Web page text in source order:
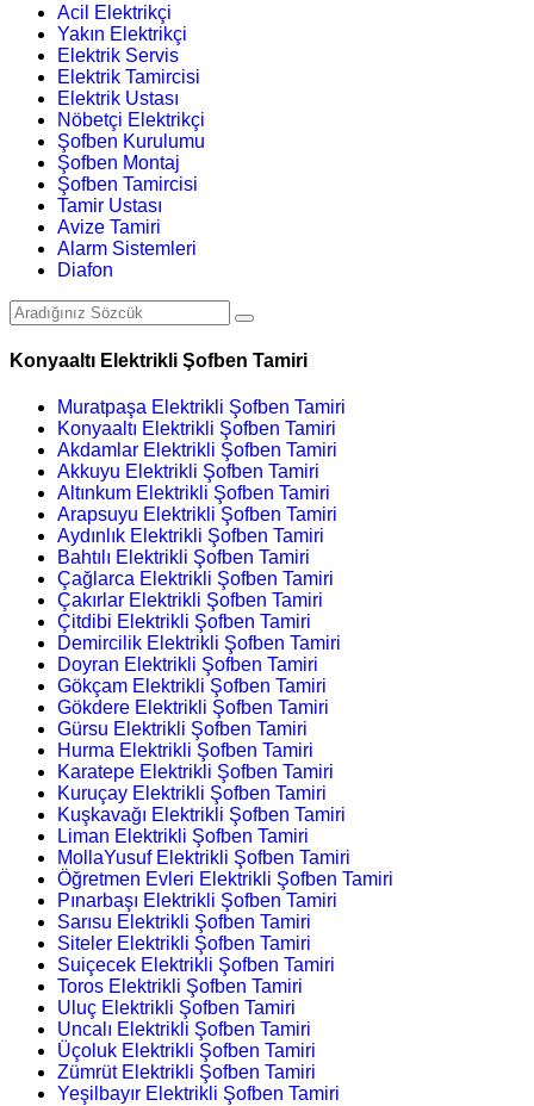
Acil Elektrikçi
Yakın Elektrikçi
Elektrik Servis
Elektrik Tamircisi
Elektrik Ustası
Nöbetçi Elektrikçi
Şofben Kurulumu
Şofben Montaj
Şofben Tamircisi
Tamir Ustası
Avize Tamiri
Alarm Sistemleri
Diafon
Konyaaltı Elektrikli Şofben Tamiri
Muratpaşa Elektrikli Şofben Tamiri
Konyaaltı Elektrikli Şofben Tamiri
Akdamlar Elektrikli Şofben Tamiri
Akkuyu Elektrikli Şofben Tamiri
Altınkum Elektrikli Şofben Tamiri
Arapsuyu Elektrikli Şofben Tamiri
Aydınlık Elektrikli Şofben Tamiri
Bahtılı Elektrikli Şofben Tamiri
Çağlarca Elektrikli Şofben Tamiri
Çakırlar Elektrikli Şofben Tamiri
Çitdibi Elektrikli Şofben Tamiri
Demircilik Elektrikli Şofben Tamiri
Doyran Elektrikli Şofben Tamiri
Gökçam Elektrikli Şofben Tamiri
Gökdere Elektrikli Şofben Tamiri
Gürsu Elektrikli Şofben Tamiri
Hurma Elektrikli Şofben Tamiri
Karatepe Elektrikli Şofben Tamiri
Kuruçay Elektrikli Şofben Tamiri
Kuşkavağı Elektrikli Şofben Tamiri
Liman Elektrikli Şofben Tamiri
MollaYusuf Elektrikli Şofben Tamiri
Öğretmen Evleri Elektrikli Şofben Tamiri
Pınarbaşı Elektrikli Şofben Tamiri
Sarısu Elektrikli Şofben Tamiri
Siteler Elektrikli Şofben Tamiri
Suiçecek Elektrikli Şofben Tamiri
Toros Elektrikli Şofben Tamiri
Uluç Elektrikli Şofben Tamiri
Uncalı Elektrikli Şofben Tamiri
Üçoluk Elektrikli Şofben Tamiri
Zümrüt Elektrikli Şofben Tamiri
Yeşilbayır Elektrikli Şofben Tamiri